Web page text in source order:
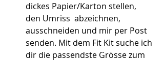
dickes Papier/Karton stellen,
den Umriss  abzeichnen,
ausschneiden und mir per Post
senden. Mit dem Fit Kit suche ich
dir die passendste Grösse zum